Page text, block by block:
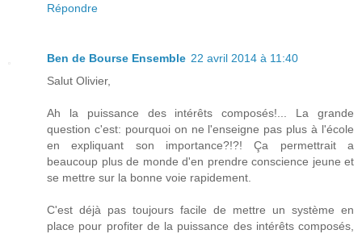
Répondre
Ben de Bourse Ensemble 22 avril 2014 à 11:40
Salut Olivier,
Ah la puissance des intérêts composés!... La grande
question c'est: pourquoi on ne l'enseigne pas plus à l'école
en expliquant son importance?!?! Ça permettrait a
beaucoup plus de monde d'en prendre conscience jeune et
se mettre sur la bonne voie rapidement.
C'est déjà pas toujours facile de mettre un système en
place pour profiter de la puissance des intérêts composés,